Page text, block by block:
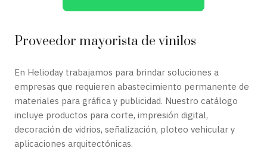
Proveedor mayorista de vinilos
En Helioday trabajamos para brindar soluciones a
empresas que requieren abastecimiento permanente de
materiales para gráfica y publicidad. Nuestro catálogo
incluye productos para corte, impresión digital,
decoración de vidrios, señalización, ploteo vehicular y
aplicaciones arquitectónicas.